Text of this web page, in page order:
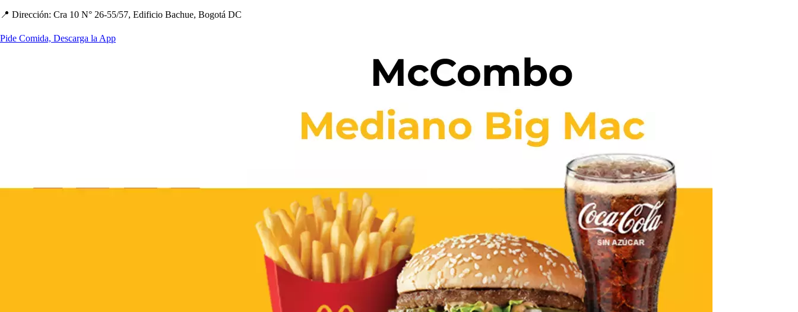
📍 Dirección: Cra 10 N° 26-55/57, Edificio Bachue, Bogotá DC
Pide Comida, Descarga la App